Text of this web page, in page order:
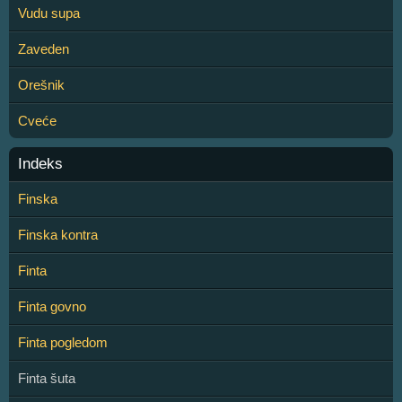
Vudu supa
Zaveden
Orešnik
Cveće
Indeks
Finska
Finska kontra
Finta
Finta govno
Finta pogledom
Finta šuta